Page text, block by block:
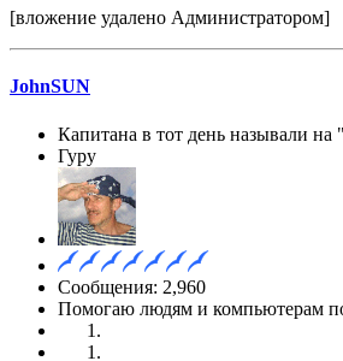
[вложение удалено Администратором]
JohnSUN
Капитана в тот день называли на
Гуру
Сообщения: 2,960
Помогаю людям и компьютерам